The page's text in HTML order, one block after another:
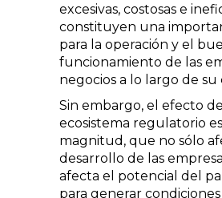
excesivas, costosas e
constituyen una
para la operación y el
funcionamiento de las
negocios a lo largo de su
Sin embargo, el efecto del
ecosistema regulatorio
magnitud, que no sólo
desarrollo de las
afecta el potencial del
para generar